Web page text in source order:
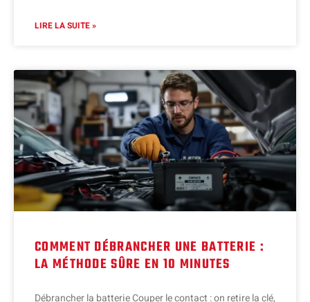
LIRE LA SUITE »
COMMENT DÉBRANCHER UNE BATTERIE :
LA MÉTHODE SÛRE EN 10 MINUTES
Débrancher la batterie Couper le contact : on retire la clé,